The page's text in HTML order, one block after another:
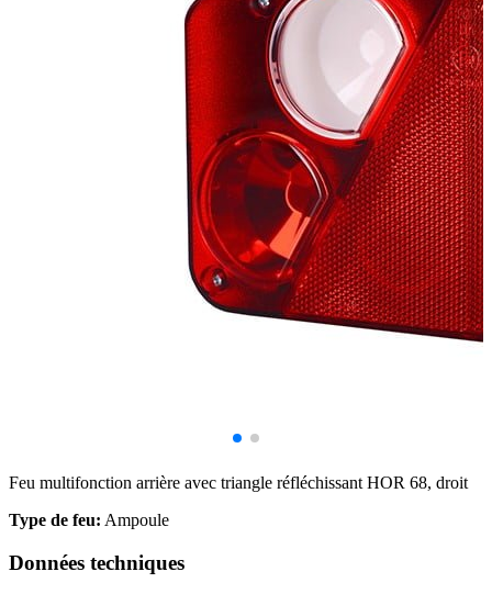
Feu multifonction arrière avec triangle réfléchissant HOR 68, droit
Type de feu: Ampoule
Données techniques